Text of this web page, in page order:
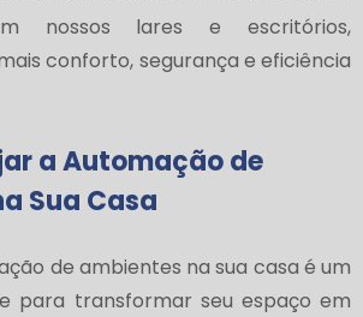
nossos lares e escritórios,
conforto, segurança e eficiência
a Automação de
Sua Casa
de ambientes na sua casa é um
para transformar seu espaço em